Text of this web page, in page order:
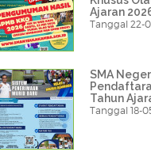
Ajaran
Tanggal 22-
SMA
Tahun
Tanggal 18-